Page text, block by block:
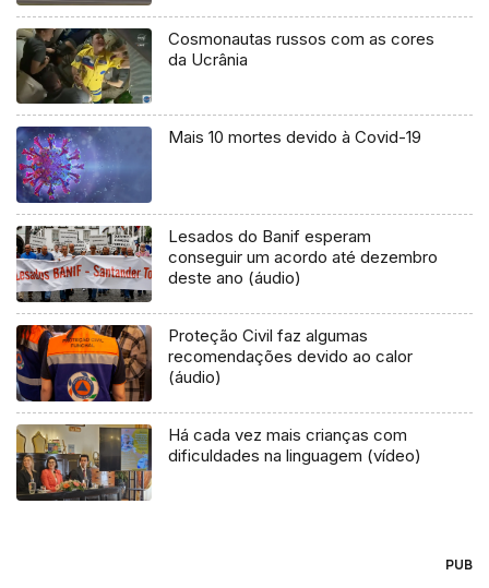
Cosmonautas russos com as cores
da Ucrânia
Mais 10 mortes devido à Covid-19
Lesados do Banif esperam
conseguir um acordo até dezembro
deste ano (áudio)
Proteção Civil faz algumas
recomendações devido ao calor
(áudio)
Há cada vez mais crianças com
dificuldades na linguagem (vídeo)
PUB